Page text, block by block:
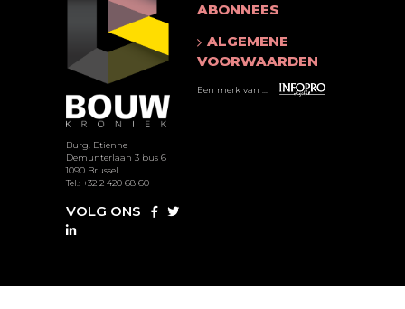
Burg. Etienne
Demunterlaan 3 bus 6
1090 Brussel
Tel.: +32 2 420 68 60
VOLG ONS
ABONNEES
ALGEMENE
VOORWAARDEN
Een merk van ...